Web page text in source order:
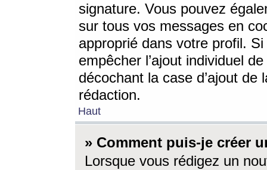
signature. Vous pouvez
sur tous vos messages en
approprié dans votre profil.
empêcher l’ajout individuel
décochant la case d’ajout
rédaction.
Haut
» Comment puis-je créer
Lorsque vous rédigez un